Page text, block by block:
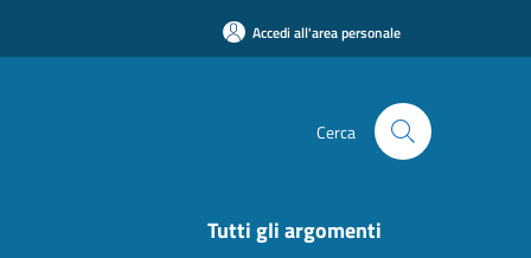
Accedi all'area personale
Cerca
Tutti gli argomenti